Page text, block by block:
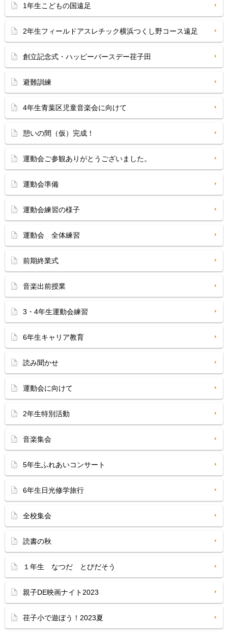
1年生こどもの国遠足
2年生フィールドアスレチック横浜つくし野コース遠足
創立記念式・ハッピーバースデー荏子田
避難訓練
4年生青葉区児童音楽会に向けて
憩いの間（仮）完成！
運動会ご参観ありがとうございました。
運動会準備
運動会練習の様子
運動会 全体練習
前期終業式
音楽出前授業
3・4年生運動会練習
6年生キャリア教育
読み聞かせ
運動会に向けて
2年生特別活動
音楽集会
5年生ふれあいコンサート
6年生日光修学旅行
全校集会
読書の秋
１年生 なつだ とびだそう
親子DE映画ナイト2023
荏子小で遊ぼう！2023夏